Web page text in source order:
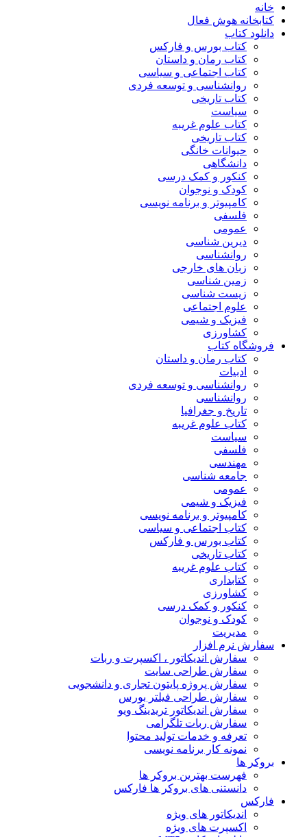
خانه
کتابخانه هوش فعال
دانلود کتاب
کتاب بورس و فارکس
کتاب رمان و داستان
کتاب اجتماعی و سیاسی
روانشناسی و توسعه فردی
کتاب تاریخی
سیاست
کتاب علوم غریبه
کتاب تاریخی
حیوانات خانگی
دانشگاهی
کنکور و کمک‌ درسی
کودک و نوجوان
کامپیوتر و برنامه نویسی
فلسفی
عمومی
دیرین شناسی
روانشناسی
زبان های خارجی
زمین شناسی
زیست شناسی
علوم اجتماعی
فیزیک و شیمی
کشاورزی
فروشگاه کتاب
کتاب رمان و داستان
ادبیات
روانشناسی و توسعه فردی
روانشناسی
تاریخ و جغرافیا
کتاب علوم غریبه
سیاست
فلسفی
مهندسی
جامعه شناسی
عمومی
فیزیک و شیمی
کامپیوتر و برنامه نویسی
کتاب اجتماعی و سیاسی
کتاب بورس و فارکس
کتاب تاریخی
کتاب علوم غریبه
کتابداری
کشاورزی
کنکور و کمک‌ درسی
کودک و نوجوان
مدیریت
سفارش نرم افزار
سفارش اندیکاتور ، اکسپرت و ربات
سفارش طراحی سایت
سفارش پروژه پایتون تجاری و دانشجویی
سفارش طراحی فیلتر بورس
سفارش اندیکاتور تریدینگ ویو
سفارش ربات تلگرامی
تعرفه و خدمات تولید محتوا
نمونه کار برنامه نویسی
بروکر ها
فهرست بهترین بروکر ها
دانستنی های بروکر ها فارکس
فارکس
اندیکاتور های ویژه
اکسپرت های ویژه